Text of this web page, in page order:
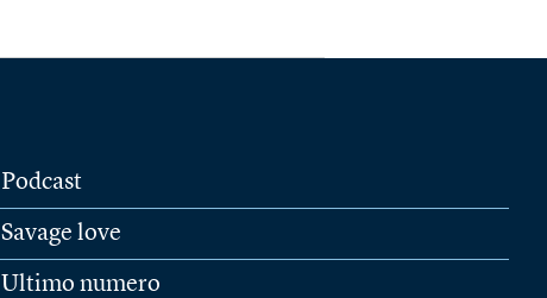
Podcast
Savage love
Ultimo numero